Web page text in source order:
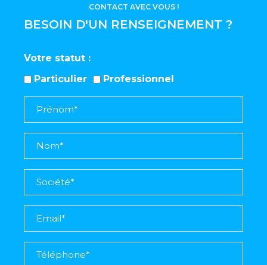
BESOIN D'UN RENSEIGNEMENT ?
CONTACT AVEC VOUS !
Votre statut
Particulier
Professionnel